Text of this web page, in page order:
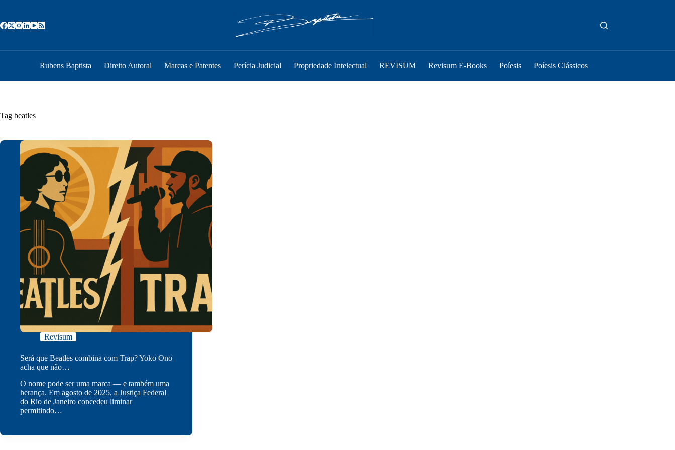
o
conteúdo
Rubens Baptista Direito Autoral Marcas e Patentes Perícia Judicial Propriedade Intelectual REVISUM Revisum E-Books Poíesis Poíesis Clássicos
Tag beatles
Revisum
Será que Beatles combina com Trap? Yoko Ono
acha que não…
O nome pode ser uma marca — e também uma
herança. Em agosto de 2025, a Justiça Federal
do Rio de Janeiro concedeu liminar
permitindo…